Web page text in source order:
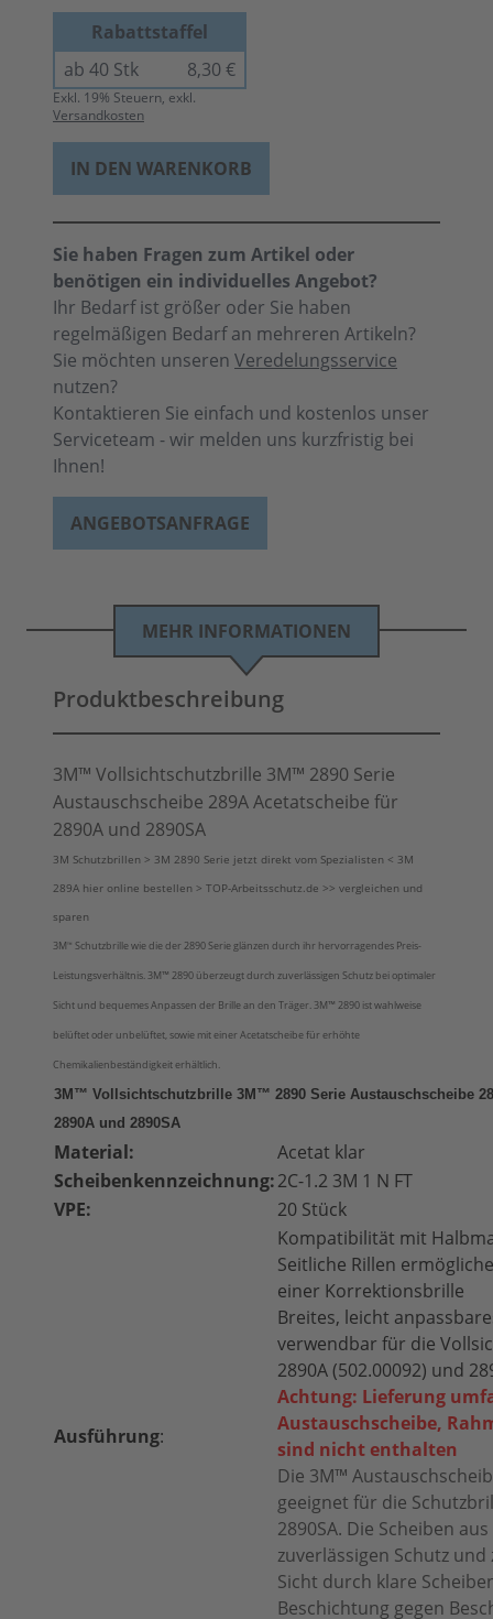
Rabattstaffel
ab 40 Stk
8,30 €
Exkl. 19% Steuern, exkl.
Versandkosten
IN DEN WARENKORB
Sie haben Fragen zum Artikel oder
benötigen ein individuelles Angebot?
Ihr Bedarf ist größer oder Sie haben
regelmäßigen Bedarf an mehreren Artikeln?
Sie möchten unseren Veredelungsservice
nutzen?
Kontaktieren Sie einfach und kostenlos unser
Serviceteam - wir melden uns kurzfristig bei
Ihnen!
ANGEBOTSANFRAGE
MEHR INFORMATIONEN
Produktbeschreibung
3M™ Vollsichtschutzbrille 3M™ 2890 Serie
Austauschscheibe 289A Acetatscheibe für
2890A und 2890SA
3M Schutzbrillen > 3M 2890 Serie jetzt direkt vom Spezialisten < 3M
289A hier online bestellen > TOP-Arbeitsschutz.de >> vergleichen und
sparen
3M ™ Schutzbrille wie die der 2890 Serie glänzen durch ihr hervorragendes Preis-
Leistungsverhältnis. 3M™ 2890 überzeugt durch zuverlässigen Schutz bei optimaler
Sicht und bequemes Anpassen der Brille an den Träger. 3M™ 2890 ist wahlweise
belüftet oder unbelüftet, sowie mit einer Acetatscheibe für erhöhte
Chemikalienbeständigkeit erhältlich.
3M™ Vollsichtschutzbrille 3M™ 2890 Serie Austauschscheibe
2890A und 2890SA
Material:
Acetat klar
Scheibenkennzeichnung:2C-1.2 3M 1 N FT
VPE:
20 Stück
Ausführung:
Kompatibilität mit
Seitliche Rillen
einer Korrektionsbrille
Breites, leicht
verwendbar für die
2890A (502.00092) und
Achtung: Lieferung
Austauschscheibe,
sind nicht enthalten
Die 3M™
geeignet für die
2890SA. Die Scheiben
zuverlässigen Schutz
Sicht durch klare
Beschichtung gegen